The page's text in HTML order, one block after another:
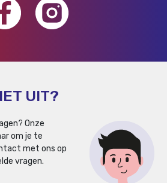
UIT?
Onze
om je te
met ons op
vragen.